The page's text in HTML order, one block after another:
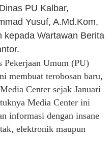
PU Kalbar,
Yusuf, A.Md.Kom,
kepada Wartawan Berita
Pekerjaan Umum (PU)
membuat terobosan baru,
Center sejak Januari
Media Center ini
informasi dengan insane
elektronik maupun